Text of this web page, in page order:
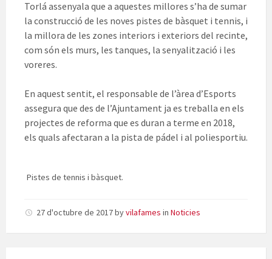
Torlá assenyala que a aquestes millores s’ha de sumar
la construcció de les noves pistes de bàsquet i tennis, i
la millora de les zones interiors i exteriors del recinte,
com són els murs, les tanques, la senyalització i les
voreres.
En aquest sentit, el responsable de l’àrea d’Esports
assegura que des de l’Ajuntament ja es treballa en els
projectes de reforma que es duran a terme en 2018,
els quals afectaran a la pista de pádel i al poliesportiu.
Pistes de tennis i bàsquet.
27 d'octubre de 2017byvilafames in Noticies